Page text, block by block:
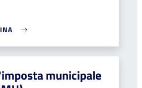
municipale